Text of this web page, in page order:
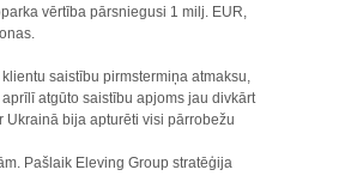
vērtība pārsniegusi 1 milj. EUR,
saistību pirmstermiņa atmaksu,
atgūto saistību apjoms jau divkārt
Ukrainā bija apturēti visi pārrobežu
Pašlaik Eleving Group stratēģija